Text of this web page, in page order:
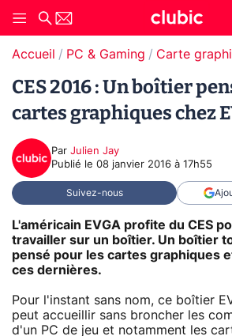
Accueil PC & Gaming Carte
CES 2016 : Un boîtier
cartes graphiques chez
Par Julien Jay
Publié le 08 janvier 2016 à 17h55
Suivez-nous
L'américain EVGA profite du CES
travailler sur un boîtier. Un boîtier
pensé pour les cartes graphiques
ces dernières.
Pour l'instant sans nom, ce boîtier
peut accueillir sans broncher les
d'un PC de jeu et notamment les